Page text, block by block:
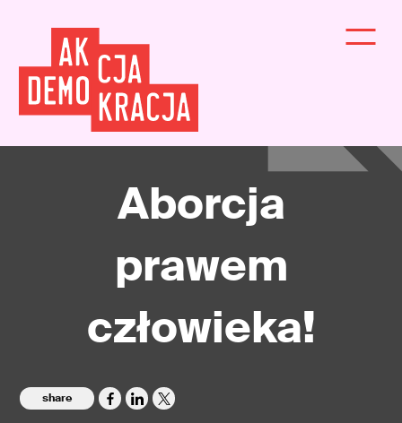
Aborcja
prawem
człowieka!
share